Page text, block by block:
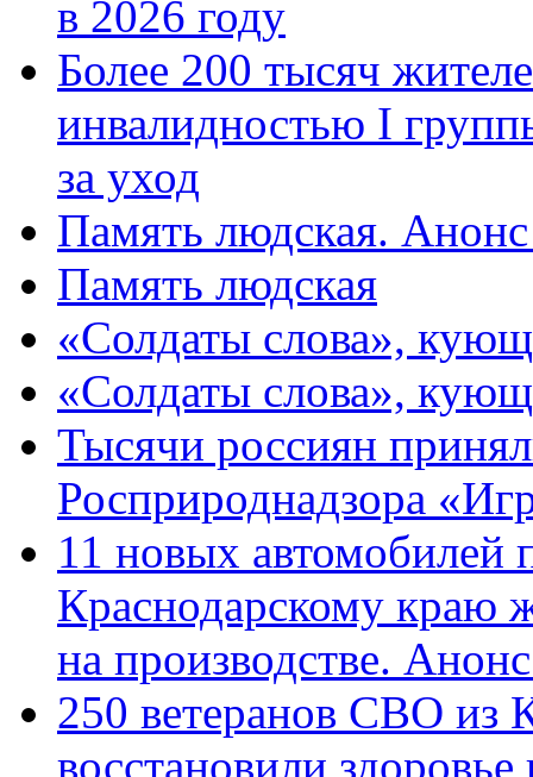
в 2026 году
Более 200 тысяч
инвалидностью I
за уход
Память людская.
Память людская
«Солдаты слова»,
«Солдаты слова»,
Тысячи россиян
Росприроднадзора
11 новых автомобилей
Краснодарскому краю
на производстве.
250 ветеранов СВО из
восстановили